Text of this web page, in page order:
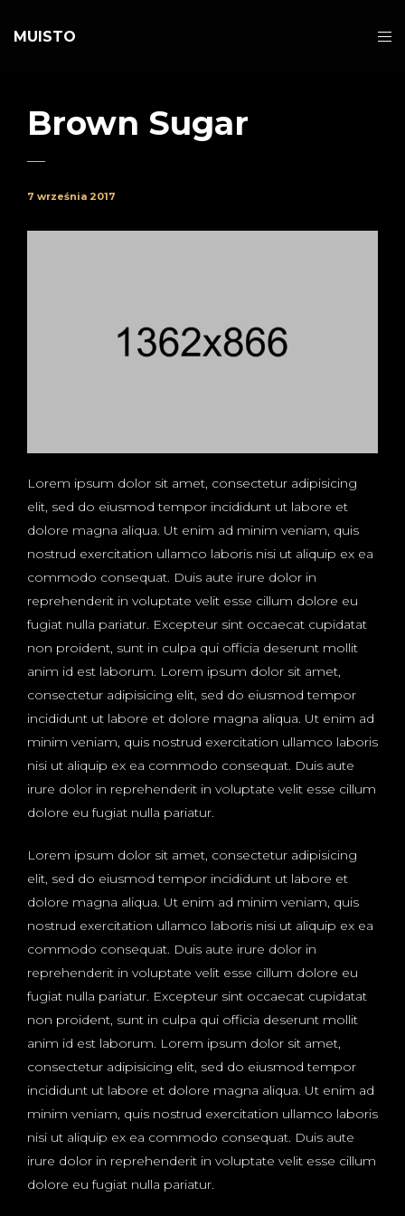
MUISTO
Brown Sugar
7 września 2017
Lorem ipsum dolor sit amet, consectetur adipisicing
elit, sed do eiusmod tempor incididunt ut labore et
dolore magna aliqua. Ut enim ad minim veniam, quis
nostrud exercitation ullamco laboris nisi ut aliquip ex ea
commodo consequat. Duis aute irure dolor in
reprehenderit in voluptate velit esse cillum dolore eu
fugiat nulla pariatur. Excepteur sint occaecat cupidatat
non proident, sunt in culpa qui officia deserunt mollit
anim id est laborum. Lorem ipsum dolor sit amet,
consectetur adipisicing elit, sed do eiusmod tempor
incididunt ut labore et dolore magna aliqua. Ut enim ad
minim veniam, quis nostrud exercitation ullamco laboris
nisi ut aliquip ex ea commodo consequat. Duis aute
irure dolor in reprehenderit in voluptate velit esse cillum
dolore eu fugiat nulla pariatur.
Lorem ipsum dolor sit amet, consectetur adipisicing
elit, sed do eiusmod tempor incididunt ut labore et
dolore magna aliqua. Ut enim ad minim veniam, quis
nostrud exercitation ullamco laboris nisi ut aliquip ex ea
commodo consequat. Duis aute irure dolor in
reprehenderit in voluptate velit esse cillum dolore eu
fugiat nulla pariatur. Excepteur sint occaecat cupidatat
non proident, sunt in culpa qui officia deserunt mollit
anim id est laborum. Lorem ipsum dolor sit amet,
consectetur adipisicing elit, sed do eiusmod tempor
incididunt ut labore et dolore magna aliqua. Ut enim ad
minim veniam, quis nostrud exercitation ullamco laboris
nisi ut aliquip ex ea commodo consequat. Duis aute
irure dolor in reprehenderit in voluptate velit esse cillum
dolore eu fugiat nulla pariatur.